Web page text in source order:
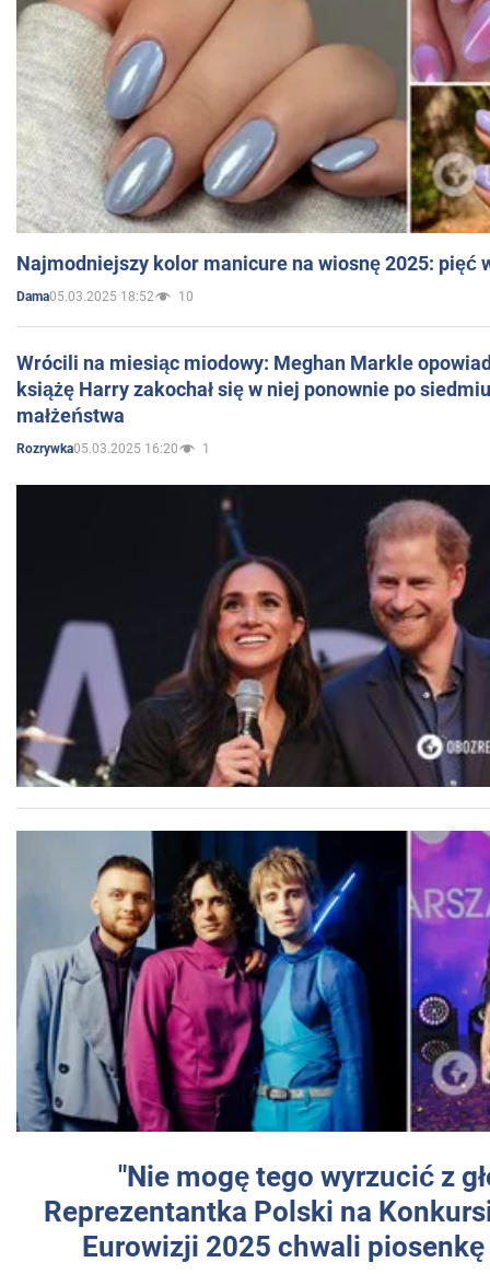
Najmodniejszy kolor manicure na wiosnę 2025: pięć
Dama05.03.2025 18:52 10
Wrócili na miesiąc miodowy: Meghan Markle
książę Harry zakochał się w niej ponownie po
małżeństwa
Rozrywka05.03.2025 16:20 1
"Nie mogę tego wyrzucić z
Reprezentantka Polski na
Eurowizji 2025 chwali